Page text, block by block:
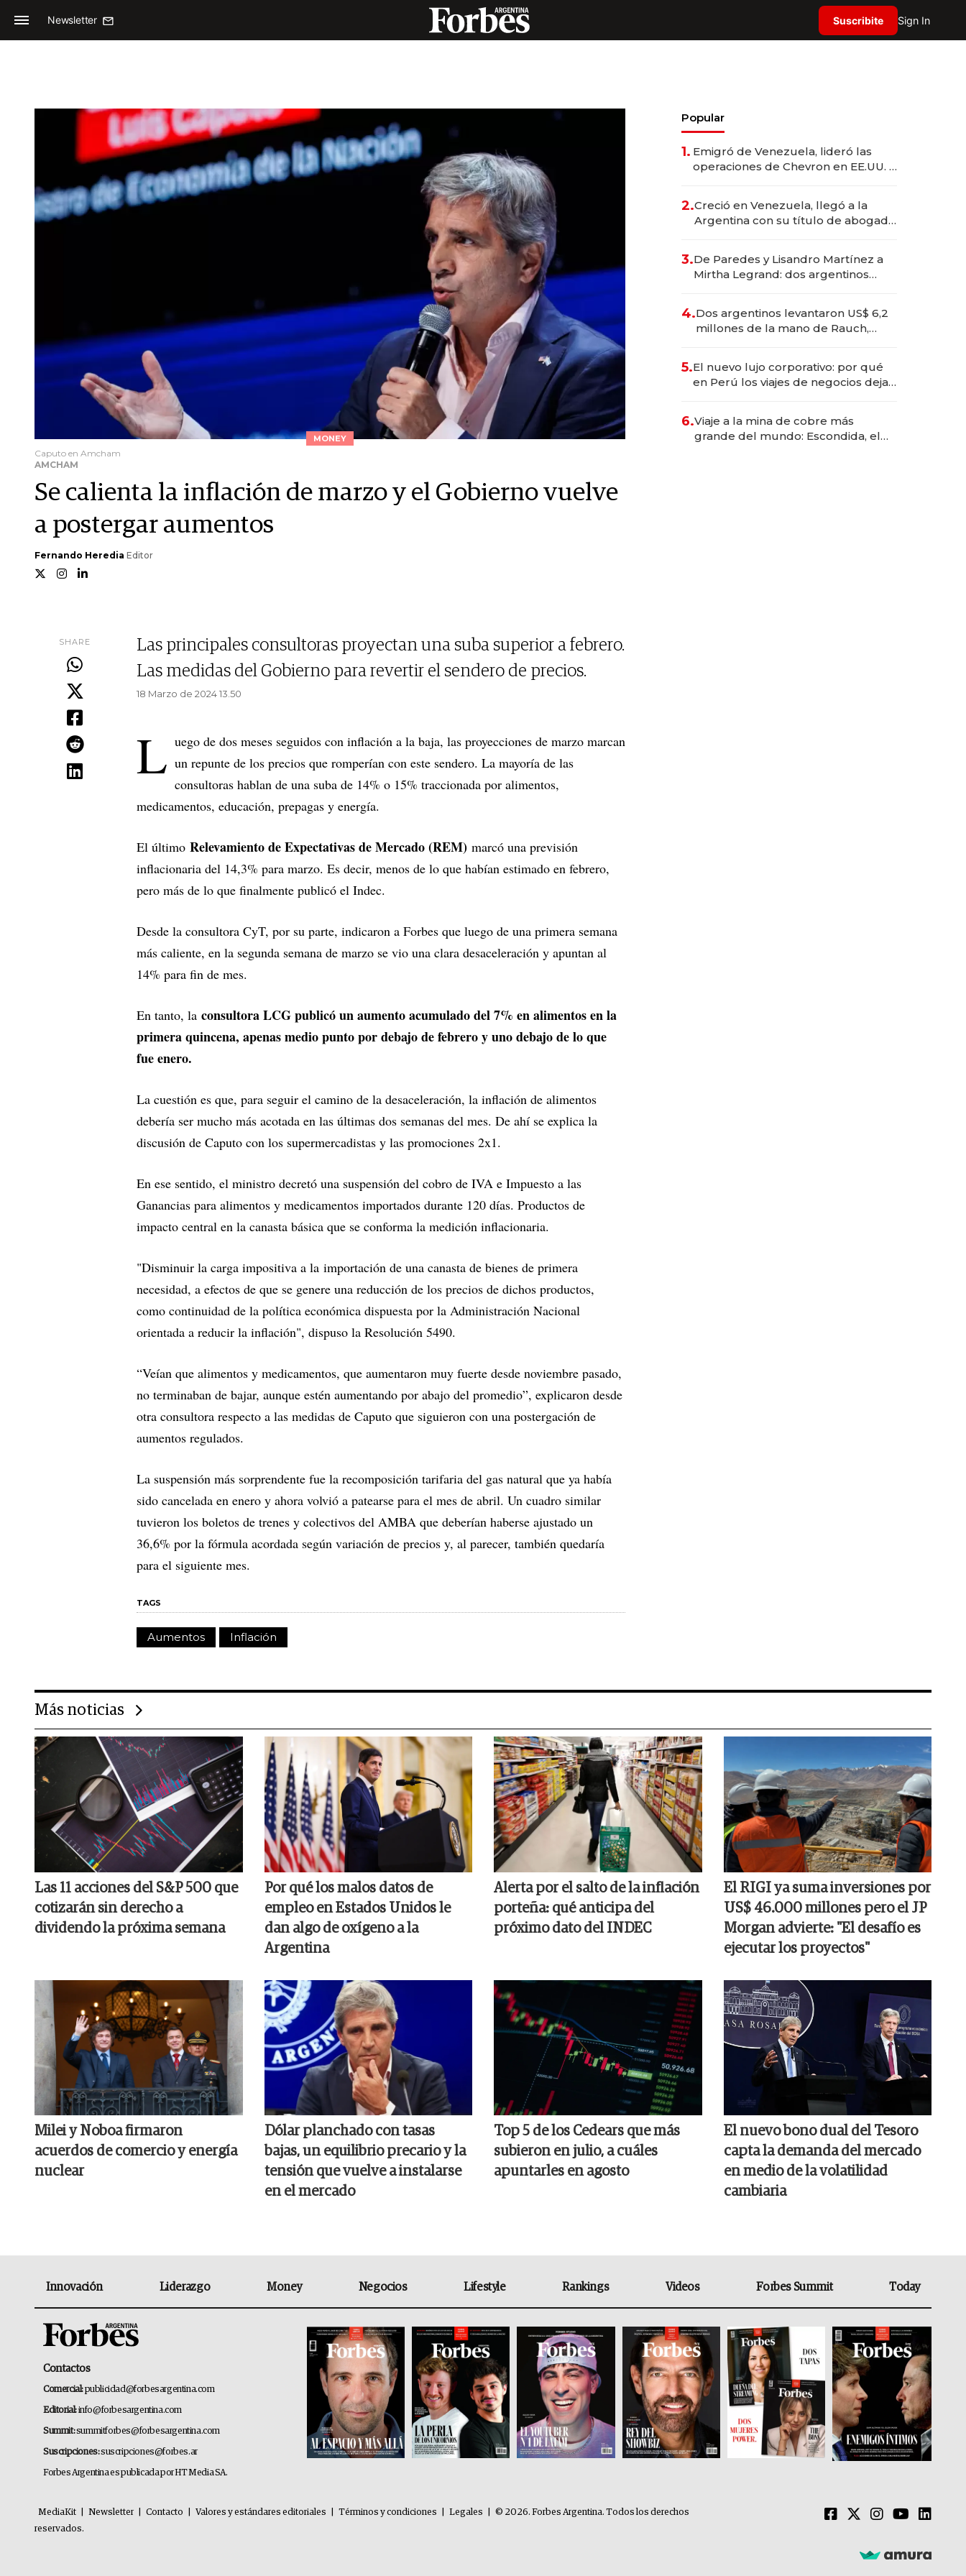
Newsletter Suscribite Sign In
MONEY
Caputo en Amcham
AMCHAM
Se calienta la inflación de marzo y el Gobierno vuelve
a postergar aumentos
Fernando Heredia Editor
SHARE
Las principales consultoras proyectan una suba superior a febrero.
Las medidas del Gobierno para revertir el sendero de precios.
18 Marzo de 2024 13.50
L uego de dos meses seguidos con inflación a la baja, las proyecciones de marzo marcan
un repunte de los precios que romperían con este sendero. La mayoría de las
consultoras hablan de una suba de 14% o 15% traccionada por alimentos,
medicamentos, educación, prepagas y energía.
El último Relevamiento de Expectativas de Mercado (REM) marcó una previsión
inflacionaria del 14,3% para marzo. Es decir, menos de lo que habían estimado en febrero,
pero más de lo que finalmente publicó el Indec.
Desde la consultora CyT, por su parte, indicaron a Forbes que luego de una primera semana
más caliente, en la segunda semana de marzo se vio una clara desaceleración y apuntan al
14% para fin de mes.
En tanto, la consultora LCG publicó un aumento acumulado del 7% en alimentos en la
primera quincena, apenas medio punto por debajo de febrero y uno debajo de lo que
fue enero.
La cuestión es que, para seguir el camino de la desaceleración, la inflación de alimentos
debería ser mucho más acotada en las últimas dos semanas del mes. De ahí se explica la
discusión de Caputo con los supermercadistas y las promociones 2x1.
En ese sentido, el ministro decretó una suspensión del cobro de IVA e Impuesto a las
Ganancias para alimentos y medicamentos importados durante 120 días. Productos de
impacto central en la canasta básica que se conforma la medición inflacionaria.
"Disminuir la carga impositiva a la importación de una canasta de bienes de primera
necesidad, a efectos de que se genere una reducción de los precios de dichos productos,
como continuidad de la política económica dispuesta por la Administración Nacional
orientada a reducir la inflación", dispuso la Resolución 5490.
“Veían que alimentos y medicamentos, que aumentaron muy fuerte desde noviembre pasado,
no terminaban de bajar, aunque estén aumentando por abajo del promedio”, explicaron desde
otra consultora respecto a las medidas de Caputo que siguieron con una postergación de
aumentos regulados.
La suspensión más sorprendente fue la recomposición tarifaria del gas natural que ya había
sido cancelada en enero y ahora volvió a patearse para el mes de abril. Un cuadro similar
tuvieron los boletos de trenes y colectivos del AMBA que deberían haberse ajustado un
36,6% por la fórmula acordada según variación de precios y, al parecer, también quedaría
para el siguiente mes.
TAGS
Aumentos Inflación
Popular
1. Emigró de Venezuela, lideró las
operaciones de Chevron en EE.UU. y
2.Creció en Venezuela, llegó a la
Argentina con su título de abogado
marcas "fast premium"
3.De Paredes y Lisandro Martínez a
Mirtha Legrand: dos argentinos
deportivo y el cuidado corporal
4.Dos argentinos levantaron US$ 6,2
millones de la mano de Rauch,
5.El nuevo lujo corporativo: por qué
en Perú los viajes de negocios dejan
6.Viaje a la mina de cobre más
grande del mundo: Escondida, el
Más noticias
Las 11 acciones del S&P 500 que
cotizarán sin derecho a
dividendo la próxima semana
Por qué los malos datos de
empleo en Estados Unidos le
dan algo de oxígeno a la
Argentina
Alerta por el salto de la inflación
porteña: qué anticipa del
próximo dato del INDEC
El RIGI ya suma inversiones por
US$ 46.000 millones pero el JP
Morgan advierte: "El desafío es
ejecutar los proyectos"
Milei y Noboa firmaron
acuerdos de comercio y energía
nuclear
Dólar planchado con tasas
bajas, un equilibrio precario y la
tensión que vuelve a instalarse
en el mercado
Top 5 de los Cedears que más
subieron en julio, a cuáles
apuntarles en agosto
El nuevo bono dual del Tesoro
capta la demanda del mercado
en medio de la volatilidad
cambiaria
Innovación Liderazgo Money Negocios Lifestyle Rankings Videos Forbes Summit Today
Contactos
Comercial:publicidad@forbesargentina.com
Editorial:info@forbesargentina.com
Summit:summitforbes@forbesargentina.com
Suscripciones:suscripciones@forbes.ar
Forbes Argentina es publicada por HT Media SA.
MediaKit Newsletter Contacto Valores y estándares editoriales Términos y condiciones Legales
© 2026. Forbes Argentina. Todos los derechos
reservados.